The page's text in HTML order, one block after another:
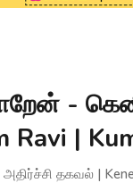
-
Ravi |
தகவல் |